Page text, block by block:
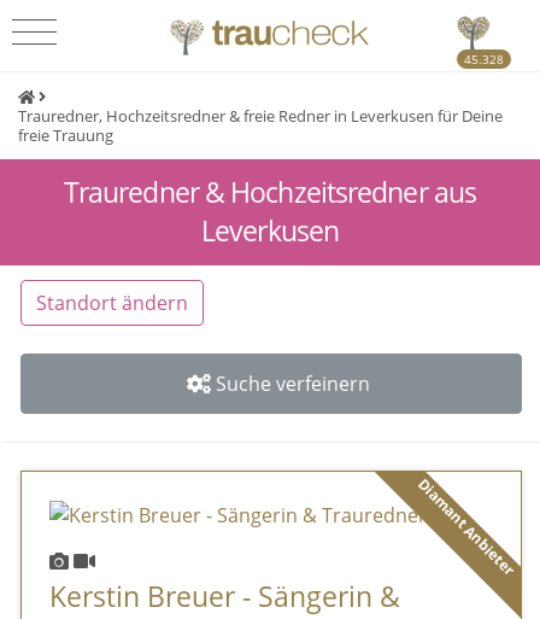
45.328
Trauredner, Hochzeitsredner & freie Redner in Leverkusen für Deine
freie Trauung
Trauredner & Hochzeitsredner aus
Leverkusen
Standort ändern
Suche verfeinern
Diamant Anbieter
Kerstin Breuer - Sängerin &